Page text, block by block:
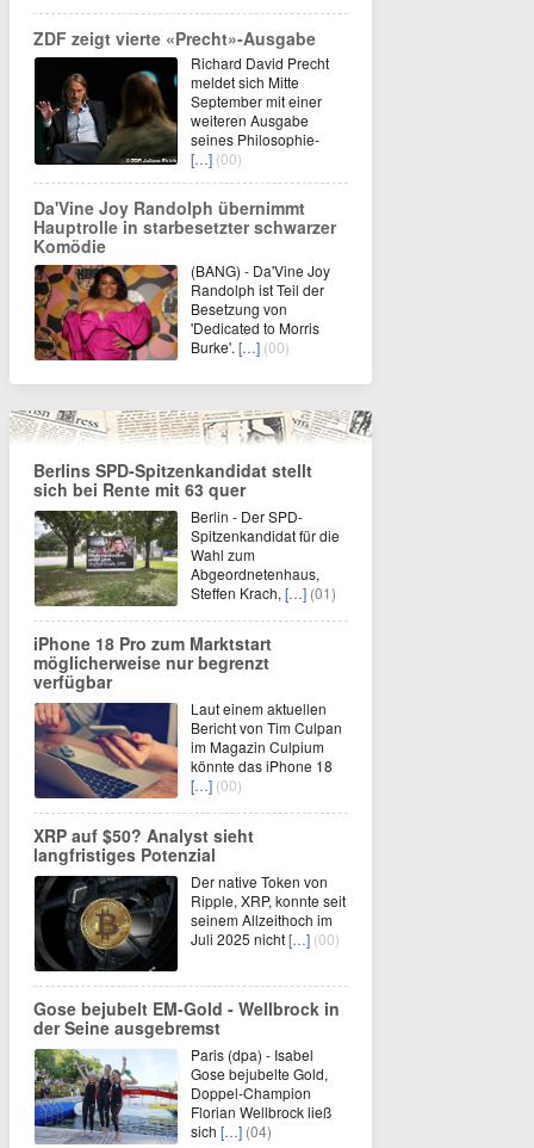
ZDF zeigt vierte «Precht»-Ausgabe
Richard David Precht
meldet sich Mitte
September mit einer
weiteren Ausgabe
seines Philosophie-
[…] (00)
Da'Vine Joy Randolph übernimmt
Hauptrolle in starbesetzter schwarzer
Komödie
(BANG) - Da'Vine Joy
Randolph ist Teil der
Besetzung von
'Dedicated to Morris
Burke'. […] (00)
Berlins SPD-Spitzenkandidat stellt
sich bei Rente mit 63 quer
Berlin - Der SPD-
Spitzenkandidat für die
Wahl zum
Abgeordnetenhaus,
Steffen Krach, […] (01)
iPhone 18 Pro zum Marktstart
möglicherweise nur begrenzt
verfügbar
Laut einem aktuellen
Bericht von Tim Culpan
im Magazin Culpium
könnte das iPhone 18
[…] (00)
XRP auf $50? Analyst sieht
langfristiges Potenzial
Der native Token von
Ripple, XRP, konnte seit
seinem Allzeithoch im
Juli 2025 nicht[…] (00)
Gose bejubelt EM-Gold - Wellbrock in
der Seine ausgebremst
Paris (dpa) - Isabel
Gose bejubelte Gold,
Doppel-Champion
Florian Wellbrock ließ
sich […] (04)